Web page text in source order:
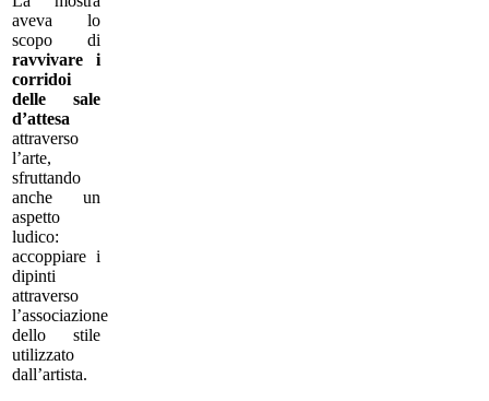
aveva lo
scopo di
ravvivare i
corridoi
delle sale
d’attesa
attraverso
l’arte,
sfruttando
anche un
aspetto
ludico:
accoppiare i
dipinti
attraverso
l’associazione
dello stile
utilizzato
dall’artista.